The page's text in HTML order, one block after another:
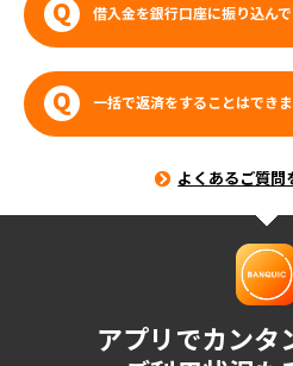
借入金を銀行口座に振り込ん
一括で返済をすることはでき
額）をご確認のうえ、ATM
借入残高・利息・遅延損害金
利息が日割計算のため、一括
なります。ご返済日当日に必
金の合計額）を下記いずれか
ご利用残高の詳細は、バン
よくあるご質問
アプリでカンタ